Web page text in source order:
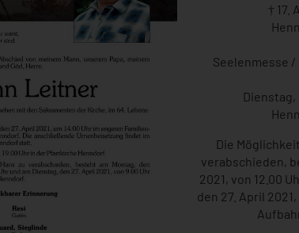
† 17.
Seelenmesse
Dienstag,
Die
verabschieden,
2021, von 12.00
den 27. April